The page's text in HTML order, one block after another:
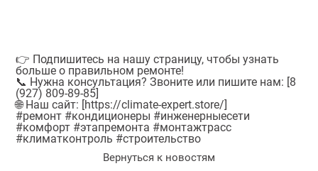
👉 Подпишитесь на нашу страницу, чтобы узнать
больше о правильном ремонте!
📞 Нужна консультация? Звоните или пишите нам: [8
(927) 809-89-85]
🌐 Наш сайт: [https://climate-expert.store/]
#ремонт #кондиционеры #инженерныесети
#комфорт #этапремонта #монтажтрасс
#климатконтроль #строительство
Вернуться к новостям